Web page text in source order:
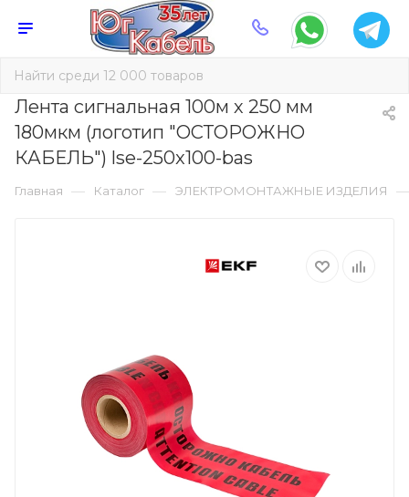
Лента сигнальная 100м х 250 мм
180мкм (логотип "ОСТОРОЖНО
КАБЕЛЬ") lse-250x100-bas
Главная — Каталог — ЭЛЕКТРОМОНТАЖНЫЕ ИЗДЕЛИЯ —